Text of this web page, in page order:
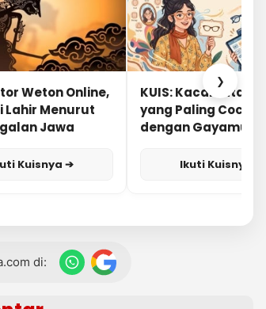
Weton Online,
Lahir Menurut
Jawa
Kuisnya ➔
KUIS: Kacamata Apa
yang Paling Cocok
dengan Gayamu?
Ikuti Kuisnya ➔
❯
di: